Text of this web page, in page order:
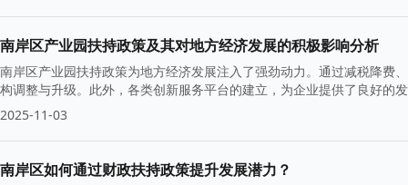
南岸区产业园扶持政策及其对地方经济发展的积极影响分析
南岸区产业园扶持政策为地方经济发展注入了强劲动力。通过减税降费
构调整与升级。此外，各类创新服务平台的建立，为企业提供了良好的
2025-11-03
南岸区如何通过财政扶持政策提升发展潜力？